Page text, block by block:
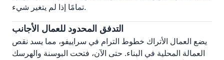
تمامًا إذا لم يتغير شيء.
التدفق المحدود للعمال الأجانب
يضع العمال الأتراك خطوط الترام في سراييفو، مما يسد نقص
العمالة المحلية في البناء. حتى الآن، فتحت البوسنة والهرسك